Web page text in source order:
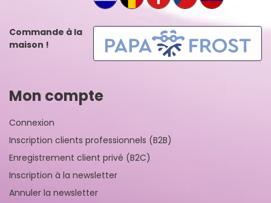
Commande à la
maison !
Mon compte
Connexion
Inscription clients professionnels (B2B)
Enregistrement client privé (B2C)
Inscription à la newsletter
Annuler la newsletter